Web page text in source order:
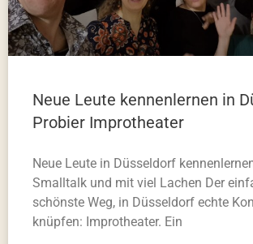
Neue Leute kennenlernen in
Probier Improtheater
Neue Leute in Düsseldorf
Smalltalk und mit viel Lachen Der
schönste Weg, in Düsseldorf echte
knüpfen: Improtheater. Ein